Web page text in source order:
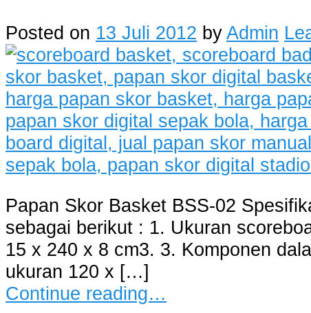
Posted on 13 Juli 2012 byAdmin
Papan Skor Basket BSS-02
sebagai berikut : 1. Ukuran
15 x 240 x 8 cm3. 3. Komponen
ukuran 120 x […]
Continue reading…